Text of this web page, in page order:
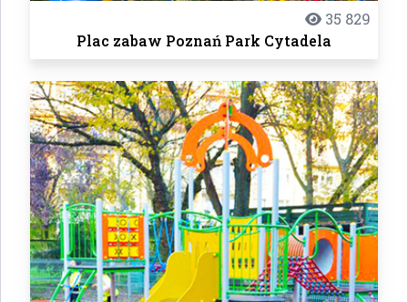
35 829
Plac zabaw Poznań Park Cytadela